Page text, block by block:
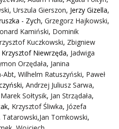
, Urszula Gierszon, Jerzy Gizella,
- Zych, Grzegorz Hajkowski,
Kamiński, Dominik
Kuczkowski, Zbigniew
Krzysztof Niewrzęda, Jadwiga
Orzędała, Janina
Abt, Wilhelm Ratuszyński, Paweł
, Andrzej Juliusz Sarwa,
Marek Sołtysik, Jan Strządała,
, Krzysztof Śliwka, Józefa
Tatarowski,Jan Tomkowski,